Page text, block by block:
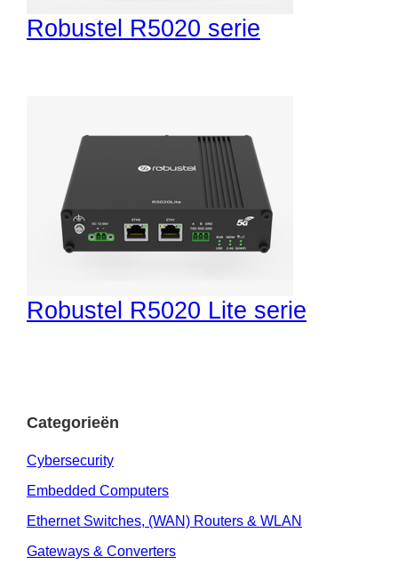
Robustel R5020 serie
Robustel R5020 Lite serie
Categorieën
Cybersecurity
Embedded Computers
Ethernet Switches, (WAN) Routers & WLAN
Gateways & Converters